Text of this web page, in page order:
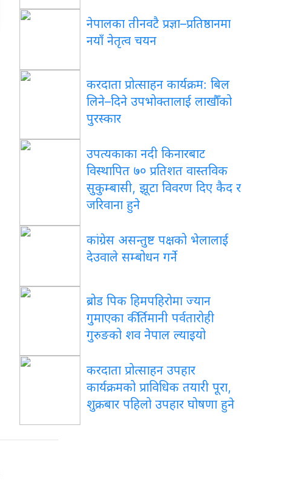
नेपालका तीनवटै प्रज्ञा–प्रतिष्ठानमा
नयाँ नेतृत्व चयन
करदाता प्रोत्साहन कार्यक्रम: बिल
लिने–दिने उपभोक्तालाई लाखौँको
पुरस्कार
उपत्यकाका नदी किनारबाट
विस्थापित ७० प्रतिशत वास्तविक
सुकुम्बासी, झूटा विवरण दिए कैद र
जरिवाना हुने
कांग्रेस असन्तुष्ट पक्षको भेलालाई
देउवाले सम्बोधन गर्ने
ब्रोड पिक हिमपहिरोमा ज्यान
गुमाएका कीर्तिमानी पर्वतारोही
गुरुङको शव नेपाल ल्याइयो
करदाता प्रोत्साहन उपहार
कार्यक्रमको प्राविधिक तयारी पूरा,
शुक्रबार पहिलो उपहार घोषणा हुने